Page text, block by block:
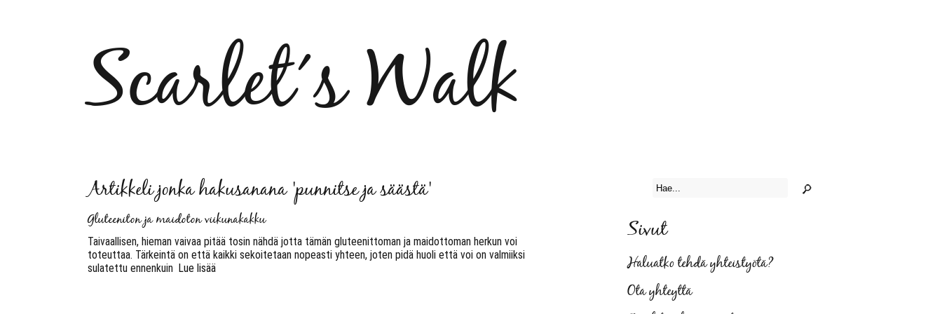
Scarlet´s Walk
Artikkeli jonka hakusanana 'punnitse ja säästä'
Gluteeniton ja maidoton viikunakakku
Taivaallisen, hieman vaivaa pitää tosin nähdä jotta tämän gluteenittoman ja maidottoman herkun voi
toteuttaa. Tärkeintä on että kaikki sekoitetaan nopeasti yhteen, joten pidä huoli että voi on valmiiksi
sulatettu ennenkuin Lue lisää
Sivut
Haluatko tehdä yhteistyötä?
Ota yhteyttä